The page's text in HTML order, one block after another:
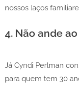
nossos laços
4. Não ande
Já Cyndi Perlman
para quem tem 30